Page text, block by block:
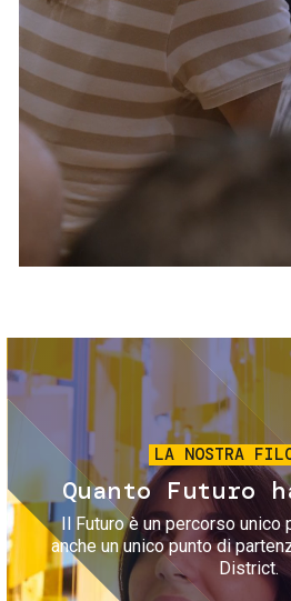
Servizi e accessibilità
Contatti
FAQ
LA NOSTRA
Quanto Futuro
Il Futuro è un percorso unico
anche un unico punto di
District.